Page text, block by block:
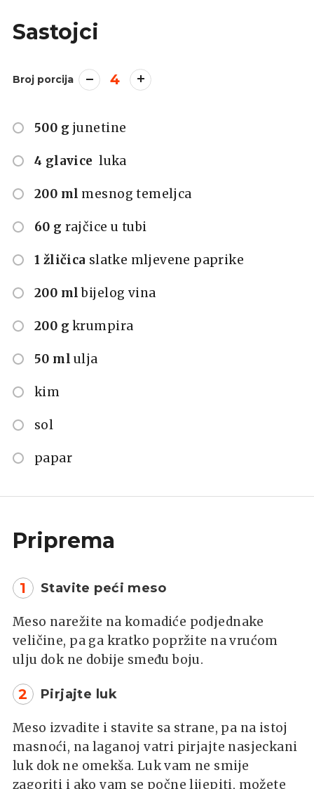
Sastojci
Broj porcija 4
500 g junetine
4 glavice luka
200 ml mesnog temeljca
60 g rajčice u tubi
1 žličica slatke mljevene paprike
200 ml bijelog vina
200 g krumpira
50 ml ulja
kim
sol
papar
Priprema
1 Stavite peći meso
Meso narežite na komadiće podjednake
veličine, pa ga kratko popržite na vrućom
ulju dok ne dobije smeđu boju.
2 Pirjajte luk
Meso izvadite i stavite sa strane, pa na istoj
masnoći, na laganoj vatri pirjajte nasjeckani
luk dok ne omekša. Luk vam ne smije
zagoriti i ako vam se počne lijepiti, možete